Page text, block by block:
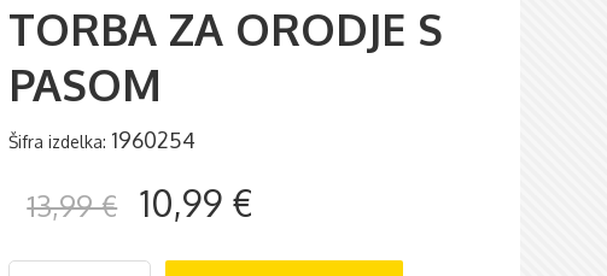
TORBA ZA ORODJE S
PASOM
Šifra izdelka: 1960254
13,99 € 10,99 €